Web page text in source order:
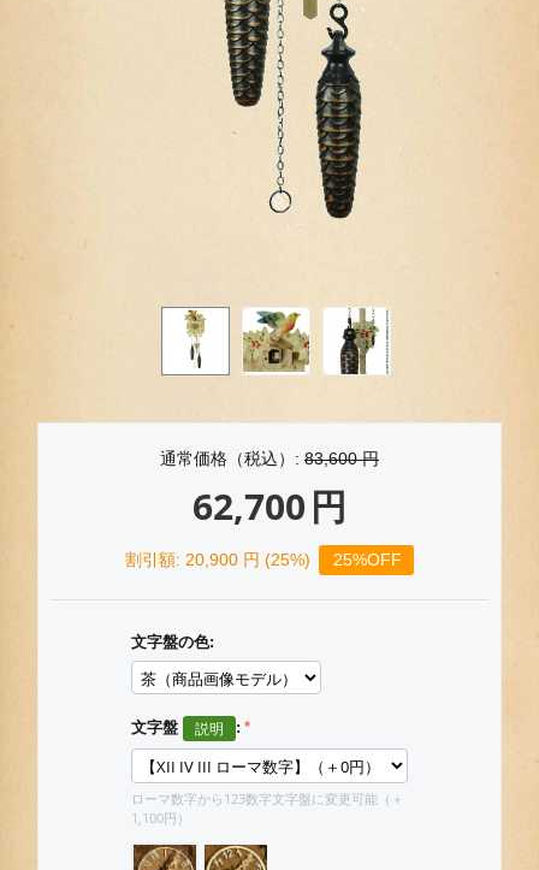
通常価格（税込）: 83,600 円
62,700円
割引額: 20,900 円 (25%) 25%OFF
文字盤の色:
文字盤 :
ローマ数字から123数字文字盤に変更可能（＋
1,100円）